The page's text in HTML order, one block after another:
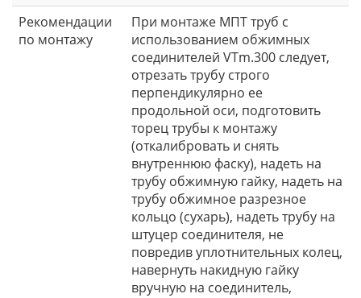
Рекомендации
по монтажу
При монтаже МПТ труб с
использованием обжимных
соединителей VTm.300 следует,
отрезать трубу строго
перпендикулярно ее
продольной оси, подготовить
торец трубы к монтажу
(откалибровать и снять
внутреннюю фаску), надеть на
трубу обжимную гайку, надеть на
трубу обжимное разрезное
кольцо (сухарь), надеть трубу на
штуцер соединителя, не
повредив уплотнительных колец,
навернуть накидную гайку
вручную на соединитель,